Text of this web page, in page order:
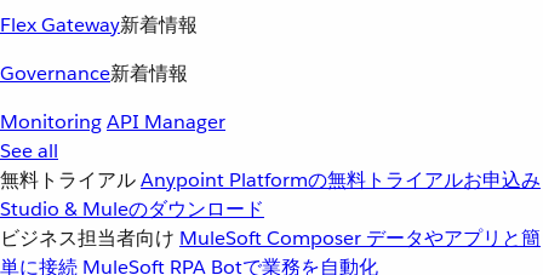
Flex Gateway新着情報
Governance新着情報
MonitoringAPI Manager
See all
無料トライアルAnypoint Platformの無料トライアルお申込み
Studio & Muleのダウンロード
ビジネス担当者向け MuleSoft Composer データやアプリと簡
単に接続 MuleSoft RPA Botで業務を自動化